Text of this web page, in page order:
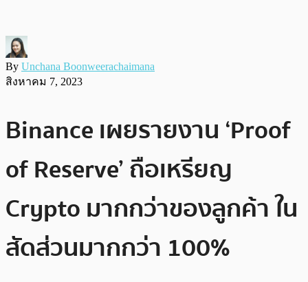
By Unchana Boonweerachaimana
สิงหาคม 7, 2023
Binance เผยรายงาน ‘Proof
of Reserve’ ถือเหรียญ
Crypto มากกว่าของลูกค้า ใน
สัดส่วนมากกว่า 100%